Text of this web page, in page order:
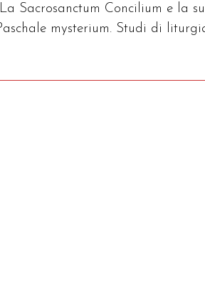
Sacrosanctum Concilium e la
mysterium. Studi di